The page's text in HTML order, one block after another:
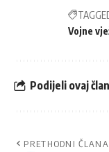
Vojne
Podijeli ovaj
PRETHODNI